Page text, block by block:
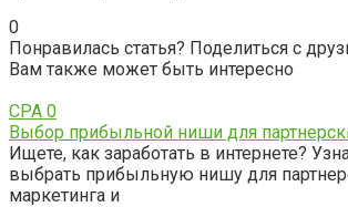
0
Понравилась статья? Поделиться с
Вам также может быть интересно
CPA 0
Выбор прибыльной ниши для
Ищете, как заработать в интернете?
выбрать прибыльную нишу для
маркетинга и